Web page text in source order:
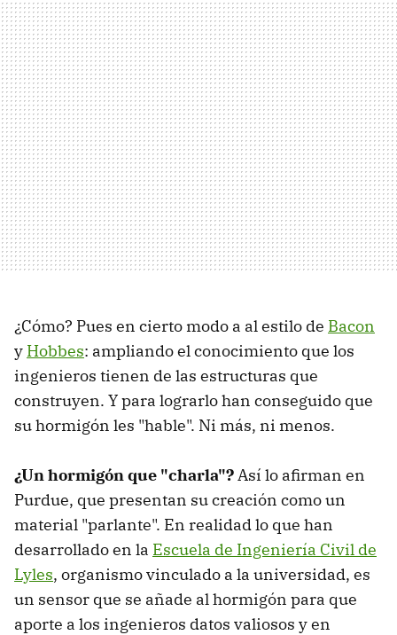
¿Cómo? Pues en cierto modo a al estilo de Bacon
y Hobbes: ampliando el conocimiento que los
ingenieros tienen de las estructuras que
construyen. Y para lograrlo han conseguido que
su hormigón les "hable". Ni más, ni menos.
¿Un hormigón que "charla"?Así lo afirman en
Purdue, que presentan su creación como un
material "parlante". En realidad lo que han
desarrollado en la Escuela de Ingeniería Civil de
Lyles, organismo vinculado a la universidad, es
un sensor que se añade al hormigón para que
aporte a los ingenieros datos valiosos y en